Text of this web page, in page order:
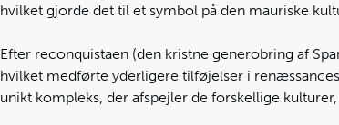
hvilket gjorde det til et symbol på den mauriske
Efter reconquistaen (den kristne generobring af
hvilket medførte yderligere tilføjelser i
unikt kompleks, der afspejler de forskellige